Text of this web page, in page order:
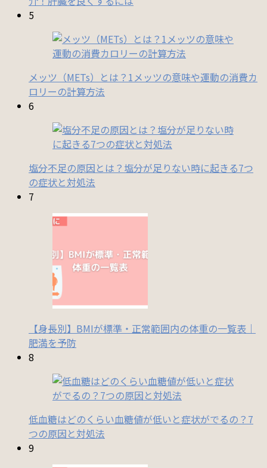
5
メッツ（METs）とは？1メッツの意味や運動の消費カ
ロリーの計算方法
6
塩分不足の原因とは？塩分が足りない時に起きる7つ
の症状と対処法
7
【身長別】BMIが標準・正常範囲内の体重の一覧表｜
肥満を予防
8
低血糖はどのくらい血糖値が低いと症状がでるの？7
つの原因と対処法
9